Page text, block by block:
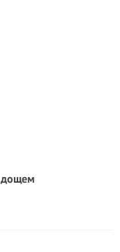
дощем